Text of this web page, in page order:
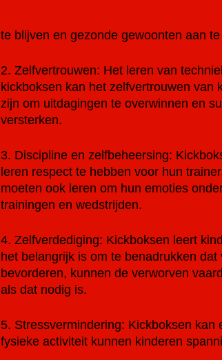
te blijven en gezonde gewoonten aan
2. Zelfvertrouwen: Het leren van
kickboksen kan het zelfvertrouwen van
zijn om uitdagingen te overwinnen en
versterken.
3. Discipline en zelfbeheersing:
leren respect te hebben voor hun
moeten ook leren om hun emoties
trainingen en wedstrijden.
4. Zelfverdediging: Kickboksen leert
het belangrijk is om te benadrukken
bevorderen, kunnen de verworven
als dat nodig is.
5. Stressvermindering: Kickboksen
fysieke activiteit kunnen kinderen